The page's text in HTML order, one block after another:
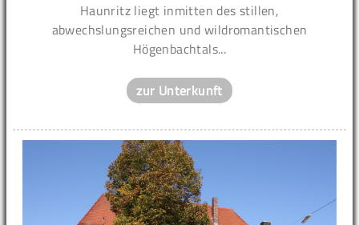
Haunritz liegt inmitten des stillen,
abwechslungsreichen und wildromantischen
Högenbachtals...
zur Unterkunft